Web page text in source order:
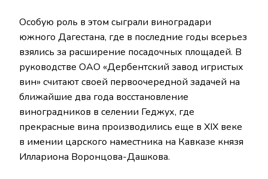
Особую роль в этом сыграли виноградари
южного Дагестана, где в последние годы всерьез
взялись за расширение посадочных площадей. В
руководстве ОАО «Дербентский завод игристых
вин» считают своей первоочередной задачей на
ближайшие два года восстановление
виноградников в селении Геджух, где
прекрасные вина производились еще в XIX веке
в имении царского наместника на Кавказе князя
Иллариона Воронцова-Дашкова.